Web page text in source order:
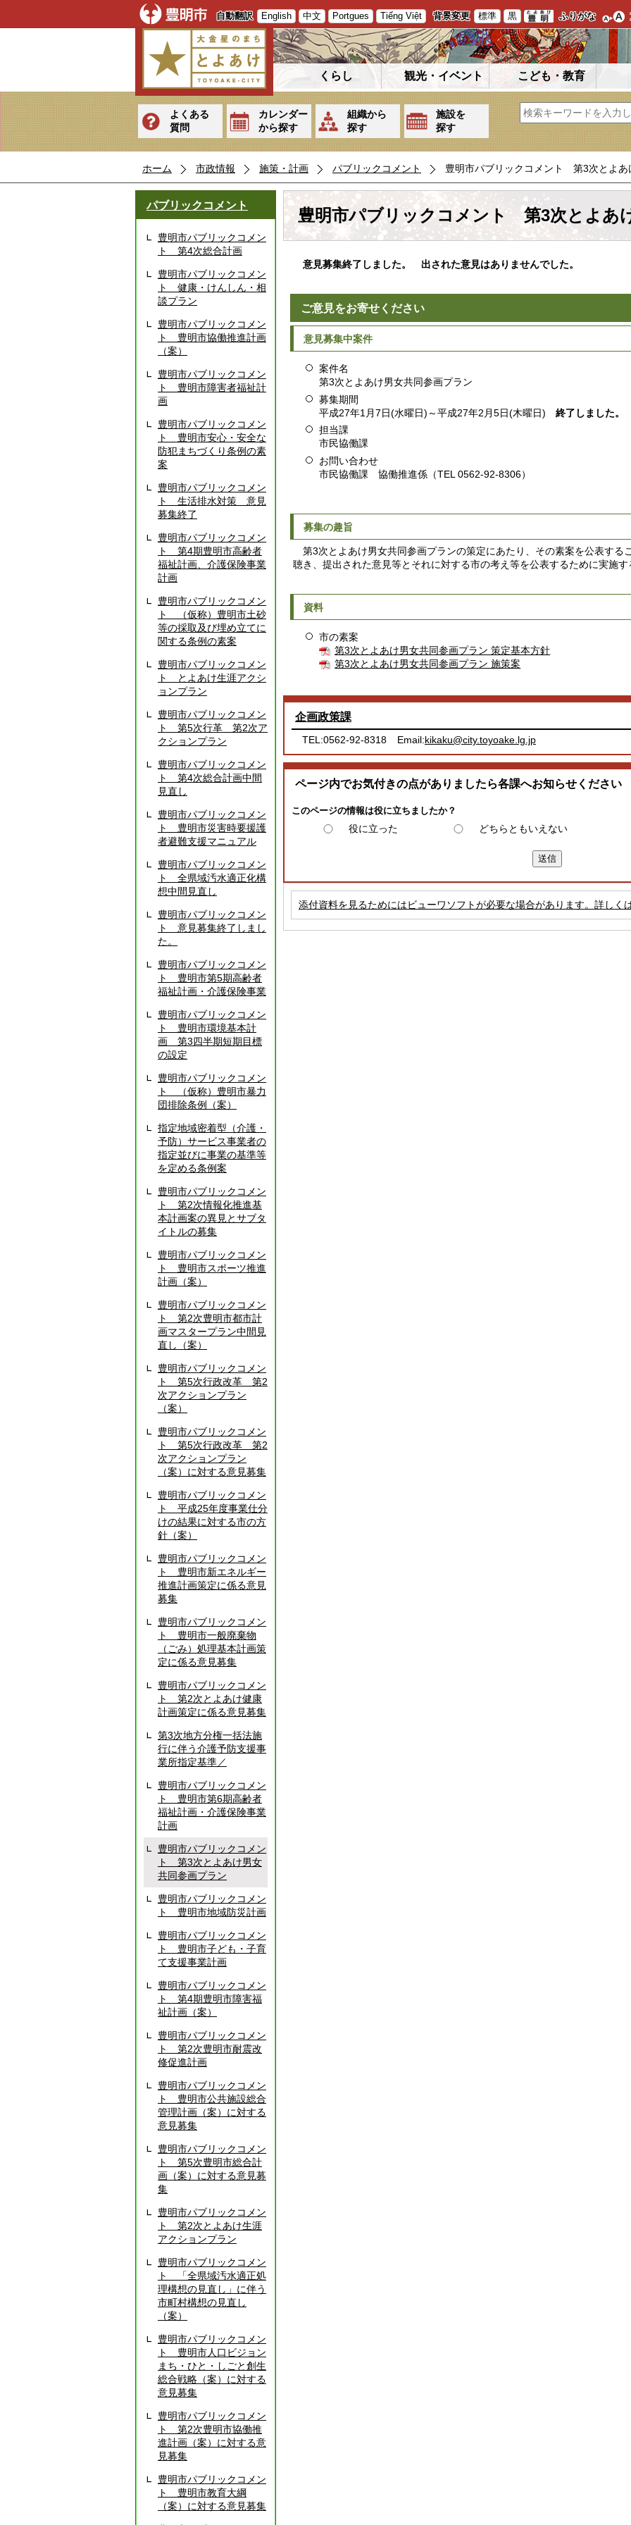
自動翻訳 English 中文 Portgues Tiếng Việt 背景変更 標準 黒 ふりがな
くらし 観光・イベント こども・教育
よくある
質問
カレンダー
から探す
組織から
探す
施設を
探す
ホーム 市政情報 施策・計画 パブリックコメント 豊明市パブリックコメント 第3次とよあ
パブリックコメント
豊明市パブリックコメン
ト 第4次総合計画
豊明市パブリックコメン
ト 健康・けんしん・相
談プラン
豊明市パブリックコメン
ト 豊明市協働推進計画
（案）
豊明市パブリックコメン
ト 豊明市障害者福祉計
画
豊明市パブリックコメン
ト 豊明市安心・安全な
防犯まちづくり条例の素
案
豊明市パブリックコメン
ト 生活排水対策 意見
募集終了
豊明市パブリックコメン
ト 第4期豊明市高齢者
福祉計画、介護保険事業
計画
豊明市パブリックコメン
ト （仮称）豊明市土砂
等の採取及び埋め立てに
関する条例の素案
豊明市パブリックコメン
ト とよあけ生涯アクシ
ョンプラン
豊明市パブリックコメン
ト 第5次行革 第2次ア
クションプラン
豊明市パブリックコメン
ト 第4次総合計画中間
見直し
豊明市パブリックコメン
ト 豊明市災害時要援護
者避難支援マニュアル
豊明市パブリックコメン
ト 全県域汚水適正化構
想中間見直し
豊明市パブリックコメン
ト 意見募集終了しまし
た。
豊明市パブリックコメン
ト 豊明市第5期高齢者
福祉計画・介護保険事業
豊明市パブリックコメン
ト 豊明市環境基本計
画 第3四半期短期目標
の設定
豊明市パブリックコメン
ト （仮称）豊明市暴力
団排除条例（案）
指定地域密着型（介護・
予防）サービス事業者の
指定並びに事業の基準等
を定める条例案
豊明市パブリックコメン
ト 第2次情報化推進基
本計画案の異見とサブタ
イトルの募集
豊明市パブリックコメン
ト 豊明市スポーツ推進
計画（案）
豊明市パブリックコメン
ト 第2次豊明市都市計
画マスタープラン中間見
直し（案）
豊明市パブリックコメン
ト 第5次行政改革 第2
次アクションプラン
（案）
豊明市パブリックコメン
ト 第5次行政改革 第2
次アクションプラン
（案）に対する意見募集
豊明市パブリックコメン
ト 平成25年度事業仕分
けの結果に対する市の方
針（案）
豊明市パブリックコメン
ト 豊明市新エネルギー
推進計画策定に係る意見
募集
豊明市パブリックコメン
ト 豊明市一般廃棄物
（ごみ）処理基本計画策
定に係る意見募集
豊明市パブリックコメン
ト 第2次とよあけ健康
計画策定に係る意見募集
第3次地方分権一括法施
行に伴う介護予防支援事
業所指定基準／
豊明市パブリックコメン
ト 豊明市第6期高齢者
福祉計画・介護保険事業
計画
豊明市パブリックコメン
ト 第3次とよあけ男女
共同参画プラン
豊明市パブリックコメン
ト 豊明市地域防災計画
豊明市パブリックコメン
ト 豊明市子ども・子育
て支援事業計画
豊明市パブリックコメン
ト 第4期豊明市障害福
祉計画（案）
豊明市パブリックコメン
ト 第2次豊明市耐震改
修促進計画
豊明市パブリックコメン
ト 豊明市公共施設総合
管理計画（案）に対する
意見募集
豊明市パブリックコメン
ト 第5次豊明市総合計
画（案）に対する意見募
集
豊明市パブリックコメン
ト 第2次とよあけ生涯
アクションプラン
豊明市パブリックコメン
ト 「全県域汚水適正処
理構想の見直し」に伴う
市町村構想の見直し
（案）
豊明市パブリックコメン
ト 豊明市人口ビジョン
まち・ひと・しごと創生
総合戦略（案）に対する
意見募集
豊明市パブリックコメン
ト 第2次豊明市協働推
進計画（案）に対する意
見募集
豊明市パブリックコメン
ト 豊明市教育大綱
（案）に対する意見募集
豊明市パブリックコメント 第3次とよあ
意見募集終了しました。 出された意見はありませんでした。
ご意見をお寄せください
意見募集中案件
案件名
第3次とよあけ男女共同参画プラン
募集期間
平成27年1月7日(水曜日)～平成27年2月5日(木曜日)終了しました。
担当課
市民協働課
お問い合わせ
市民協働課 協働推進係（TEL 0562-92-8306）
募集の趣旨
第3次とよあけ男女共同参画プランの策定にあたり、その素案を公表する
聴き、提出された意見等とそれに対する市の考え等を公表するために実施す
資料
市の素案
第3次とよあけ男女共同参画プラン 策定基本方針
第3次とよあけ男女共同参画プラン 施策案
企画政策課
TEL:0562-92-8318 Email:kikaku@city.toyoake.lg.jp
ページ内でお気付きの点がありましたら各課へお知らせください
このページの情報は役に立ちましたか？
役に立った どちらともいえない
添付資料を見るためにはビューワソフトが必要な場合があります。詳しく